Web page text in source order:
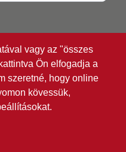
vagy az "összes
Ön elfogadja a
szeretné, hogy online
kövessük,
Solutions. Minden jog